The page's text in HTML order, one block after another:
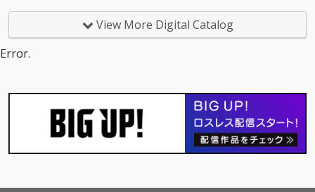
夢か現実か分からない
幻想的な雰囲気をイメ
バム
View More Digital Catalog
Error.